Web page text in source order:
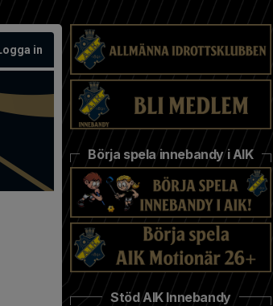
in
Börja spela innebandy i AIK
Stöd AIK Innebandy